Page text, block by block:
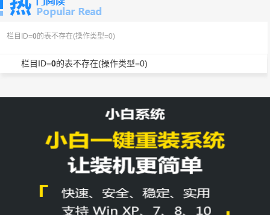
栏目ID=0的表不存在(操作类型=0)
栏目ID=0的表不存在(操作类型=0)